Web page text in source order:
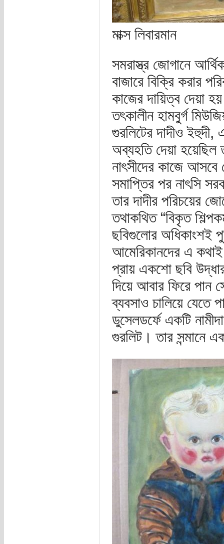
মাক্স লিবারমান
সমরাস্ত্র জোগানে
বাজারে বিক্রি করার
কাজের দায়িত্ব দেয়া
তৎকালীন হামবুর্গ
গুরলিটের দাদীও
অব্যহতি দেয়া হয়েছিল
নাৎসীদের কাজে আসবে
সমাপ্তির পর নাৎসি
তার দাদীর পরিচয়ের
তথাকথিত “বিকৃত
ছবিগুলোর অধিকাংশই
আমেরিকানদের এ কথাই
প্রায় একশো ছবি
দিয়ে আবার ফিরে পান
ব্যবসাও চালিয়ে যেতে
ডুসেলডর্ফে একটি
গুরলিট। তার সন্মানে